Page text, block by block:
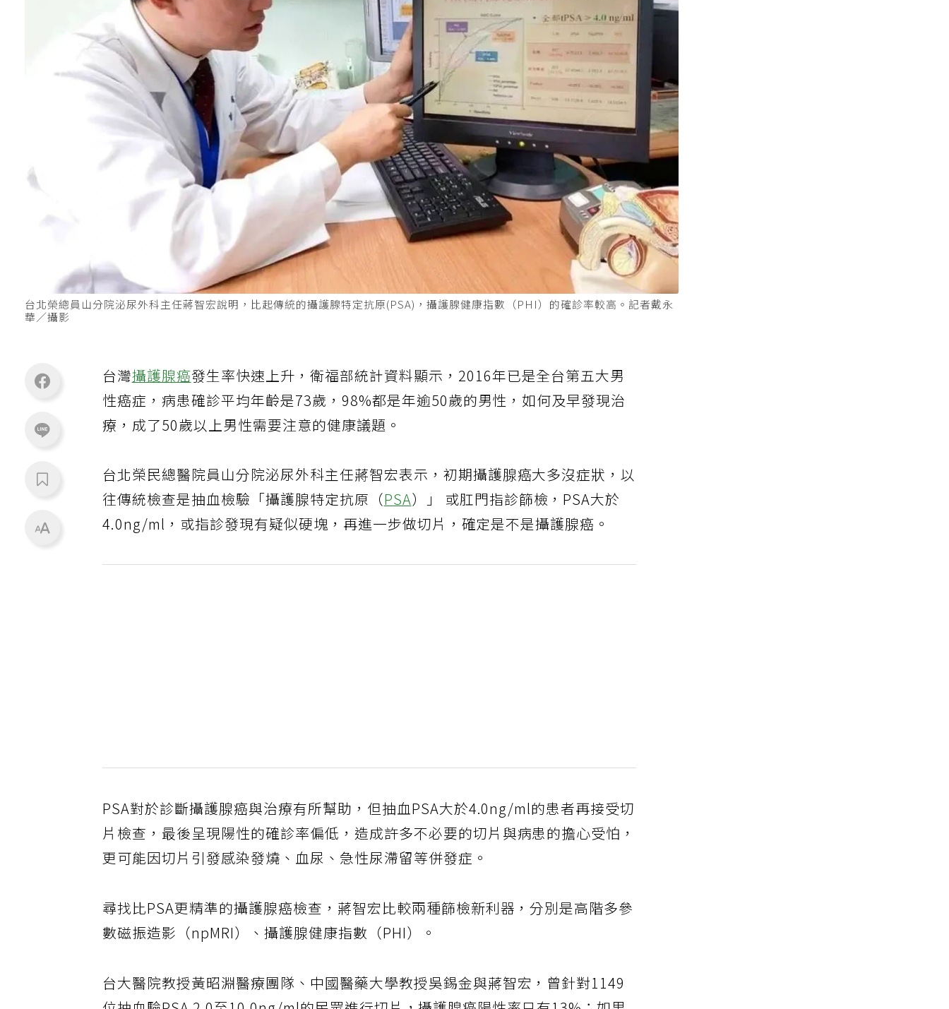
台北榮總員山分院泌尿外科主任蔣智宏說明，比起傳統的攝護腺特定抗原(PSA)，攝護腺健康指數（PHI）的確診率較高。記者戴永
華／攝影
台灣攝護腺癌發生率快速上升，衛福部統計資料顯示，2016年已是全台第五大男
性癌症，病患確診平均年齡是73歲，98%都是年逾50歲的男性，如何及早發現治
療，成了50歲以上男性需要注意的健康議題。
台北榮民總醫院員山分院泌尿外科主任蔣智宏表示，初期攝護腺癌大多沒症狀，以
往傳統檢查是抽血檢驗「攝護腺特定抗原（PSA）」 或肛門指診篩檢，PSA大於
4.0ng/ml，或指診發現有疑似硬塊，再進一步做切片，確定是不是攝護腺癌。
PSA對於診斷攝護腺癌與治療有所幫助，但抽血PSA大於4.0ng/ml的患者再接受切
片檢查，最後呈現陽性的確診率偏低，造成許多不必要的切片與病患的擔心受怕，
更可能因切片引發感染發燒、血尿、急性尿滯留等併發症。
尋找比PSA更精準的攝護腺癌檢查，蔣智宏比較兩種篩檢新利器，分別是高階多參
數磁振造影（npMRI）、攝護腺健康指數（PHI）。
台大醫院教授黃昭淵醫療團隊、中國醫藥大學教授吳錫金與蔣智宏，曾針對1149